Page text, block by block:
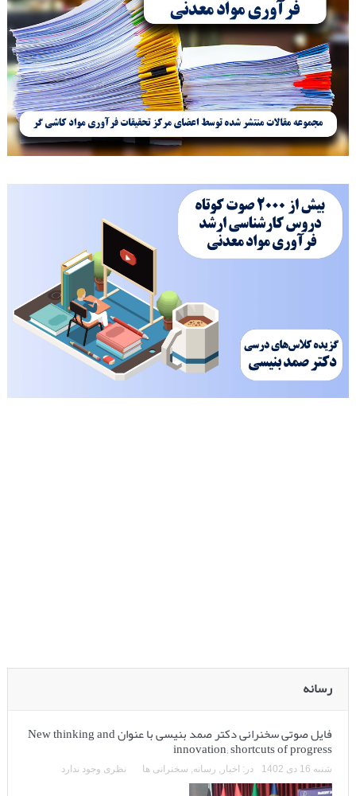
رسانه
فایل صوتی سخنرانی دکتر صمد بنیسی با عنوان New thinking and
innovation; shortcuts of progress
شنبه 16 دی 1402 در: اخبار رسانه سخنرانی ها نظری وجود ندارد